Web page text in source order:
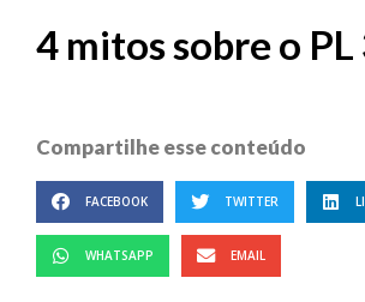
4 mitos sobre o
Compartilhe esse conteúdo
FACEBOOK TWITTER
WHATSAPP EMAIL